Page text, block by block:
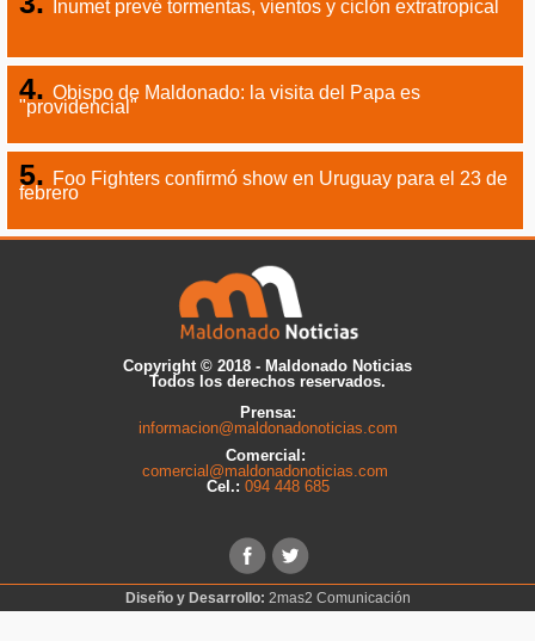
Inumet prevé tormentas, vientos y ciclón extratropical
Obispo de Maldonado: la visita del Papa es
"providencial"
Foo Fighters confirmó show en Uruguay para el 23 de
febrero
Copyright © 2018 - Maldonado Noticias
Todos los derechos reservados.
Prensa:
informacion@maldonadonoticias.com
Comercial:
comercial@maldonadonoticias.com
Cel.: 094 448 685
Diseño y Desarrollo: 2mas2 Comunicación